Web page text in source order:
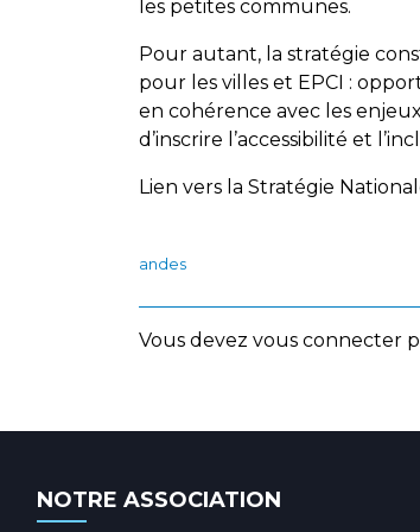
les petites communes.
Pour autant, la stratégie
pour les villes et EPCI :
en cohérence avec les
d’inscrire l’accessibilité et
Lien vers la Stratégie
andes
Vous devez vous connecter
NOTRE ASSOCIATION